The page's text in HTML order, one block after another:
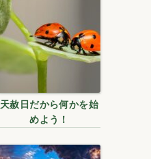
天赦日だから何かを始
めよう！